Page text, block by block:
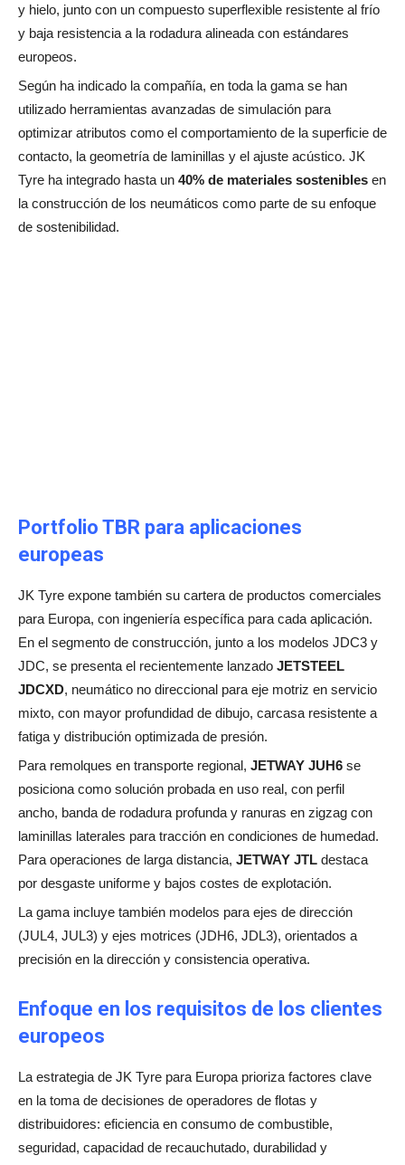
y hielo, junto con un compuesto superflexible resistente al frío
y baja resistencia a la rodadura alineada con estándares
europeos.
Según ha indicado la compañía, en toda la gama se han
utilizado herramientas avanzadas de simulación para
optimizar atributos como el comportamiento de la superficie de
contacto, la geometría de laminillas y el ajuste acústico. JK
Tyre ha integrado hasta un 40% de materiales sostenibles en
la construcción de los neumáticos como parte de su enfoque
de sostenibilidad.
Portfolio TBR para aplicaciones
europeas
JK Tyre expone también su cartera de productos comerciales
para Europa, con ingeniería específica para cada aplicación.
En el segmento de construcción, junto a los modelos JDC3 y
JDC, se presenta el recientemente lanzado JETSTEEL
JDCXD, neumático no direccional para eje motriz en servicio
mixto, con mayor profundidad de dibujo, carcasa resistente a
fatiga y distribución optimizada de presión.
Para remolques en transporte regional, JETWAY JUH6 se
posiciona como solución probada en uso real, con perfil
ancho, banda de rodadura profunda y ranuras en zigzag con
laminillas laterales para tracción en condiciones de humedad.
Para operaciones de larga distancia, JETWAY JTL destaca
por desgaste uniforme y bajos costes de explotación.
La gama incluye también modelos para ejes de dirección
(JUL4, JUL3) y ejes motrices (JDH6, JDL3), orientados a
precisión en la dirección y consistencia operativa.
Enfoque en los requisitos de los clientes
europeos
La estrategia de JK Tyre para Europa prioriza factores clave
en la toma de decisiones de operadores de flotas y
distribuidores: eficiencia en consumo de combustible,
seguridad, capacidad de recauchutado, durabilidad y